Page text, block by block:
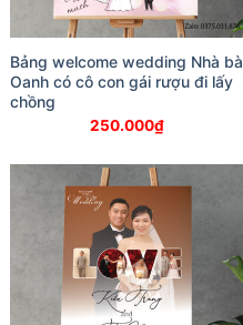
Bảng welcome wedding Nhà bà
Oanh có cô con gái rượu đi lấy
chồng
250.000₫